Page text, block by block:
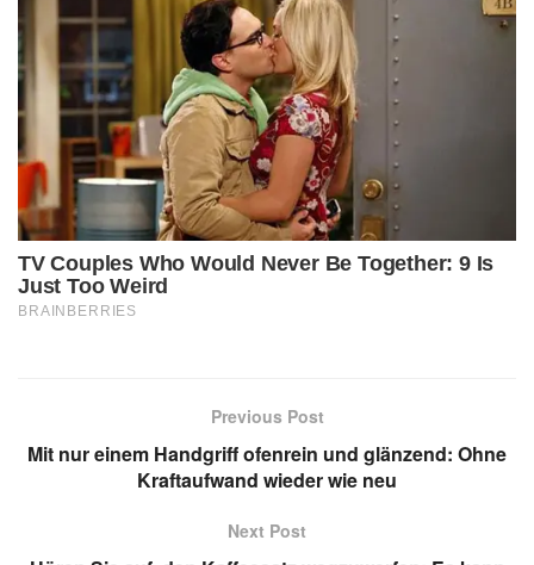
Previous Post
Mit nur einem Handgriff ofenrein und glänzend: Ohne
Kraftaufwand wieder wie neu
Next Post